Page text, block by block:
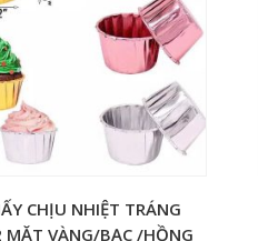
CHỊU NHIỆT TRÁNG
MẶT VÀNG/BẠC /HỒNG